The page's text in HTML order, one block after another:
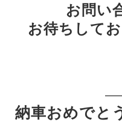
お問い
お待ちして
納車おめでと